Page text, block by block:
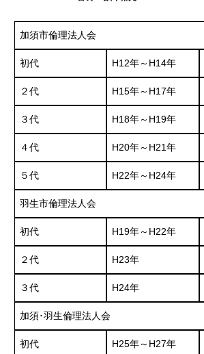
加須市倫理法人会
初代 H12年～H14年
２代 H15年～H17年
３代 H18年～H19年
４代 H20年～H21年
５代 H22年～H24年
羽生市倫理法人会
初代 H19年～H22年
２代 H23年
３代 H24年
加須･羽生倫理法人会
初代 H25年～H27年